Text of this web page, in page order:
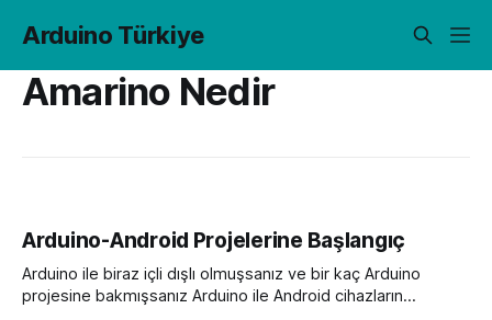
Arduino Türkiye
Amarino Nedir
Arduino-Android Projelerine Başlangıç
Arduino ile biraz içli dışlı olmuşsanız ve bir kaç Arduino
projesine bakmışsanız Arduino ile Android cihazların